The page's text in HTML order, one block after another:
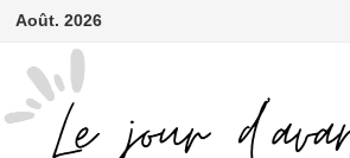
Passer
contenu
Août. 2026